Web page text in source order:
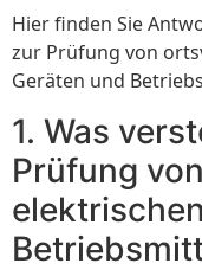
Hier finden Sie
zur Prüfung von
Geräten und
1. Was
Prüfung